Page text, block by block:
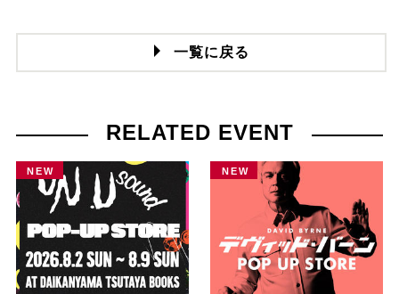
一覧に戻る
RELATED EVENT
NEW NEW